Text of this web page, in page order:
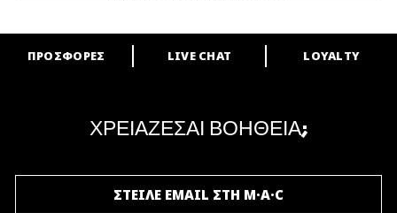
ARE YOU A M·A·C LOVER?
ΠΡΟΣΦΟΡΕΣ LIVE CHAT LOYALTY
ΧΡΕΙΑΖΕΣΑΙ ΒΟΗΘΕΙΑ;
ΣΤΕΙΛΕ EMAIL ΣΤΗ M·A·C